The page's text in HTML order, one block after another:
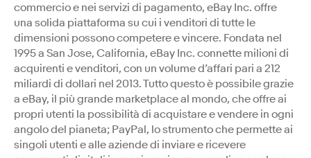
commercio e nei servizi di pagamento, eBay Inc. offre
una solida piattaforma su cui i venditori di tutte le
dimensioni possono competere e vincere. Fondata nel
1995 a San Jose, California, eBay Inc. connette milioni di
acquirenti e venditori, con un volume d’affari pari a 212
miliardi di dollari nel 2013. Tutto questo è possibile grazie
a eBay, il più grande marketplace al mondo, che offre ai
propri utenti la possibilità di acquistare e vendere in ogni
angolo del pianeta; PayPal, lo strumento che permette ai
singoli utenti e alle aziende di inviare e ricevere